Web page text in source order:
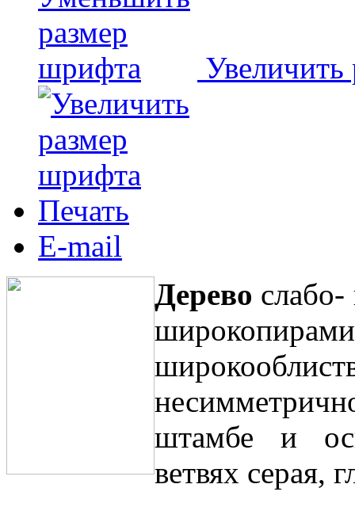
Печать
E-mail
Дерево слабо-
штамбе и
ветвях серая,